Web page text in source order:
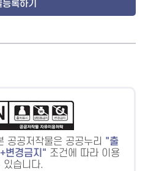
공공저작물은 공공누리
출
변경금지
조건에 따라 이용
있습니다.